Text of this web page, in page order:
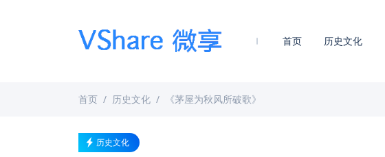
首页 历史文化
首页 历史文化 《茅屋为秋风所破歌》
历史文化